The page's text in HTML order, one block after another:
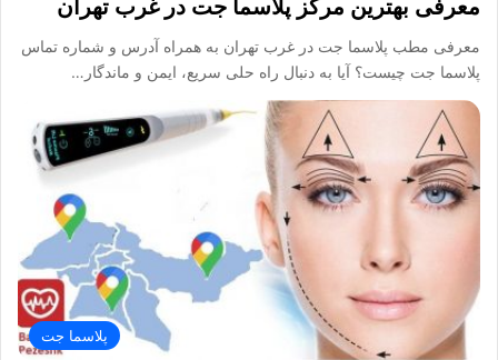
معرفی بهترین مرکز پلاسما جت در غرب تهران
معرفی مطب پلاسما جت در غرب تهران به همراه آدرس و شماره تماس
پلاسما جت چیست؟ آیا به دنبال راه حلی سریع، ایمن و ماندگار…
پلاسما جت